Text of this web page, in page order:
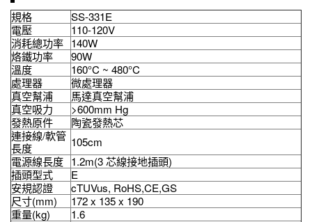
規格
SS-331E
電壓
110-120V
消耗總功率 140W
烙鐵功率
90W
溫度
160°C ~ 480°C
處理器
微處理器
真空幫浦
馬達真空幫浦
真空吸力
>600mm Hg
發熱原件
陶瓷發熱芯
連接線/軟管
長度
105cm
電源線長度 1.2m(3 芯線接地插頭)
插頭型式
E
安規認證
cTUVus, RoHS,CE,GS
尺寸(mm)
172 x 135 x 190
重量(kg)
1.6